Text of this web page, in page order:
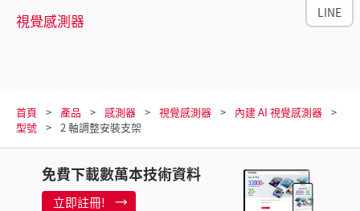
視覺感測器
首頁 產品 感測器 視覺感測器
內建 AI 視覺感測器
型號
2 軸調整安裝支架
免費下載數萬本技術資料
立即註冊!
LINE